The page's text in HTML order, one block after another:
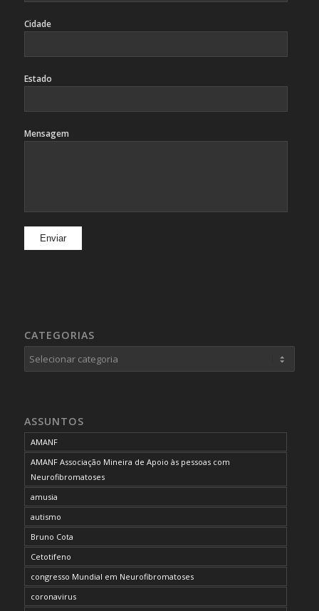
Cidade
Estado
Mensagem
CATEGORIAS
Categorias
ASSUNTOS
AMANF
AMANF Associação Mineira de Apoio às pessoas com
Neurofibromatoses
amusia
autismo
Bruno Cota
Cetotifeno
congresso Mundial em Neurofibromatoses
coronavirus